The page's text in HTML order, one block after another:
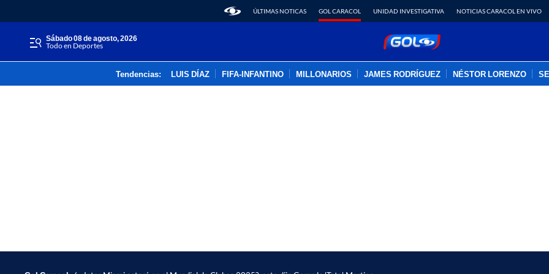
ÚLTIMAS NOTICAS GOL CARACOL UNIDAD INVESTIGATIVA NOTICIAS CARACOL EN VIVO
sábado 08 de agosto, 2026
Todo en Deportes
Tendencias: LUIS DÍAZ FIFA-INFANTINO MILLONARIOS JAMES RODRÍGUEZ NÉSTOR LORENZO